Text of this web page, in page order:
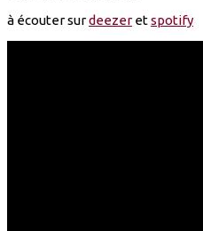
à écouter surdeezeretspotify